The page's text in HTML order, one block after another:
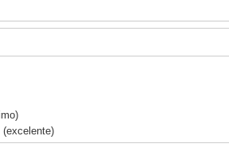
(excelente)